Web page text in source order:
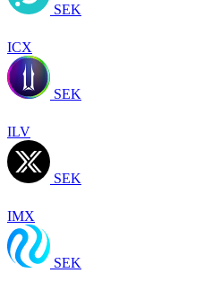
SEK
ICX
SEK
ILV
SEK
IMX
SEK